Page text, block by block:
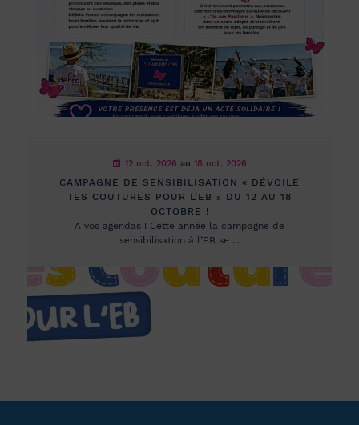
12 oct. 2026 au 18 oct. 2026
CAMPAGNE DE SENSIBILISATION « DÉVOILE
TES COUTURES POUR L’EB » DU 12 AU 18
OCTOBRE !
A vos agendas ! Cette année la campagne de
sensibilisation à l’EB se ...